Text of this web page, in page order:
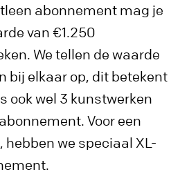
abonnement mag je
van €1.250
We tellen de waarde
bij elkaar op, dit betekent
ook wel 3 kunstwerken
Voor een
we speciaal XL-